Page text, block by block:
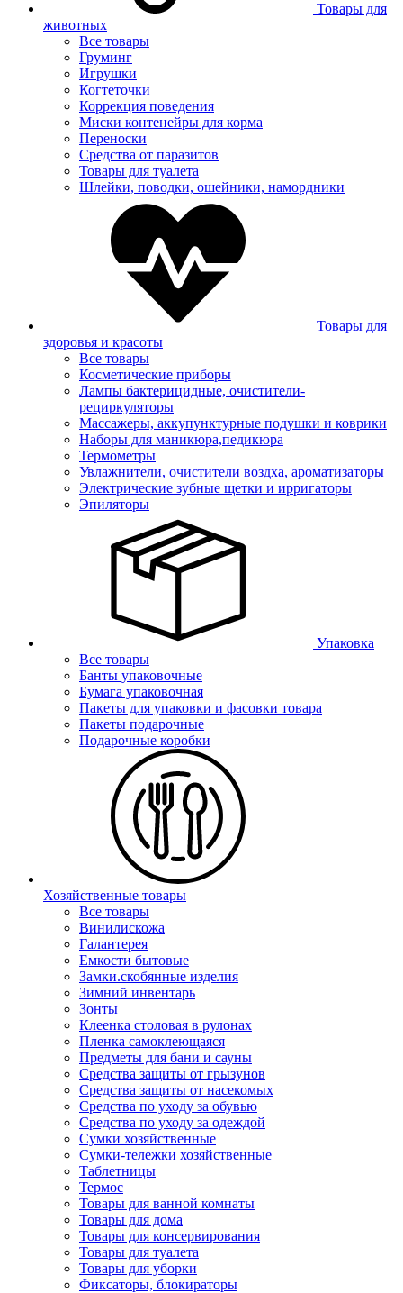
Товары для
животных
Все товары
Груминг
Игрушки
Когтеточки
Коррекция поведения
Миски контенейры для корма
Переноски
Средства от паразитов
Товары для туалета
Шлейки, поводки, ошейники, намордники
Товары для
здоровья и красоты
Все товары
Косметические приборы
Лампы бактерицидные, очистители-
рециркуляторы
Массажеры, аккупунктурные подушки и коврики
Наборы для маникюра,педикюра
Термометры
Увлажнители, очистители воздха, ароматизаторы
Электрические зубные щетки и ирригаторы
Эпиляторы
Упаковка
Все товары
Банты упаковочные
Бумага упаковочная
Пакеты для упаковки и фасовки товара
Пакеты подарочные
Подарочные коробки
Хозяйственные товары
Все товары
Винилискожа
Галантерея
Емкости бытовые
Замки.скобянные изделия
Зимний инвентарь
Зонты
Клеенка столовая в рулонах
Пленка самоклеющаяся
Предметы для бани и сауны
Средства защиты от грызунов
Средства защиты от насекомых
Средства по уходу за обувью
Средства по уходу за одеждой
Сумки хозяйственные
Сумки-тележки хозяйственные
Таблетницы
Термос
Товары для ванной комнаты
Товары для дома
Товары для консервирования
Товары для туалета
Товары для уборки
Фиксаторы, блокираторы